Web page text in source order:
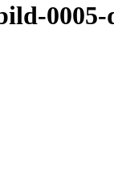
0005-